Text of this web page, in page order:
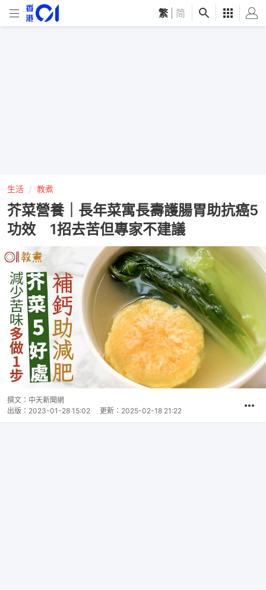
繁 简
生活 教煮
芥菜營養｜長年菜寓長壽護腸胃助抗癌5
功效 1招去苦但專家不建議
撰文： 中天新聞網
出版： 2023-01-28 15:02 更新： 2025-02-18 21:22